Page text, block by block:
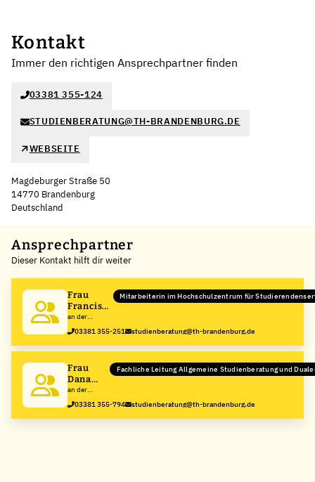
Kontakt
Immer den richtigen Ansprechpartner finden
03381 355-124
STUDIENBERATUNG@TH-BRANDENBURG.DE
WEBSEITE
Magdeburger Straße 50
14770 Brandenburg
Deutschland
+
−
Ansprechpartner
Dieser Kontakt hilft dir weiter
Frau
Franciska
Lück
an der
Technische
Hochschule
Brandenburg
Mitarbeiterin im Hochschulzentrum für
03381 355-251 studienberatung@th-brandenburg.de
Frau
Dana
Voigt
an der
Technische
Hochschule
Brandenburg
Fachliche Leitung Allgemeine Studienberatung und
03381 355-794 studienberatung@th-brandenburg.de